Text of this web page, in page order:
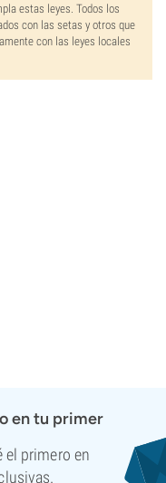
estas leyes. Todos los
con las setas y otros que
con las leyes locales
en tu primer
el primero en